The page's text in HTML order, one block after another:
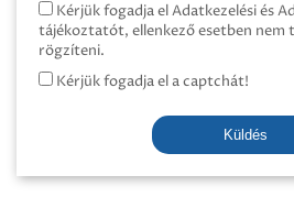
Kérjük fogadja el Adatkezelési és
tájékoztatót, ellenkező esetben nem
rögzíteni.
Kérjük fogadja el a captchát!
Küldés